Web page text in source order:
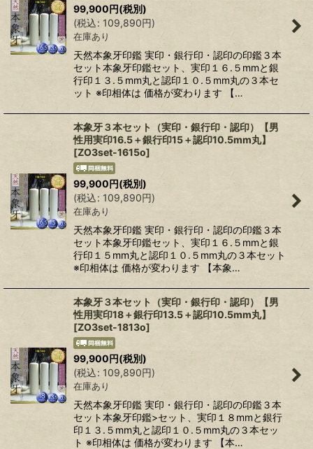
99,900円(税別)
(税込: 109,890円)
在庫あり
天然本象牙印鑑 実印・銀行印・認印の印鑑３本
セット本象牙印鑑セット、実印１６.５mmと銀
行印１３.５mm丸と認印１０.５mm丸の３本セ
ット ※印相体は 価格が変わります 【…
本象牙３本セット（実印・銀行印・認印）【男
性用実印16.5＋銀行印15＋認印10.5mm丸】
[ZO3set-1615o]
99,900円(税別)
(税込: 109,890円)
在庫あり
天然本象牙印鑑 実印・銀行印・認印の印鑑３本
セット本象牙印鑑セット、実印１６.５mmと銀
行印１５mm丸と認印１０.５mm丸の３本セット
※印相体は 価格が変わります 【本象…
本象牙３本セット（実印・銀行印・認印）【男
性用実印18＋銀行印13.5＋認印10.5mm丸】
[ZO3set-1813o]
99,900円(税別)
(税込: 109,890円)
在庫あり
天然本象牙印鑑 実印・銀行印・認印の印鑑３本
セット本象牙印鑑>セット、実印１８mmと銀行
印１３.５mm丸と認印１０.５mm丸の３本セッ
ト ※印相体は 価格が変わります 【本…